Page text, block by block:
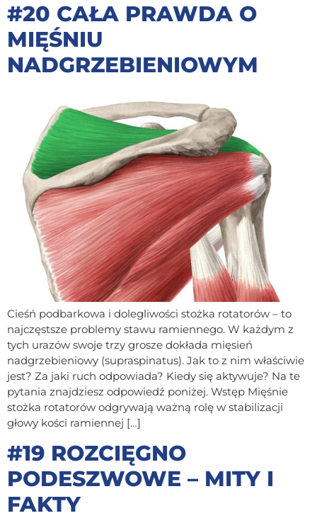
#20 CAŁA PRAWDA O
MIĘŚNIU
NADGRZEBIENIOWYM
Cieśń podbarkowa i dolegliwości stożka rotatorów – to
najczęstsze problemy stawu ramiennego. W każdym z
tych urazów swoje trzy grosze dokłada mięsień
nadgrzebieniowy (supraspinatus). Jak to z nim właściwie
jest? Za jaki ruch odpowiada? Kiedy się aktywuje? Na te
pytania znajdziesz odpowiedź poniżej. Wstęp Mięśnie
stożka rotatorów odgrywają ważną rolę w stabilizacji
głowy kości ramiennej […]
#19 ROZCIĘGNO
PODESZWOWE – MITY I
FAKTY